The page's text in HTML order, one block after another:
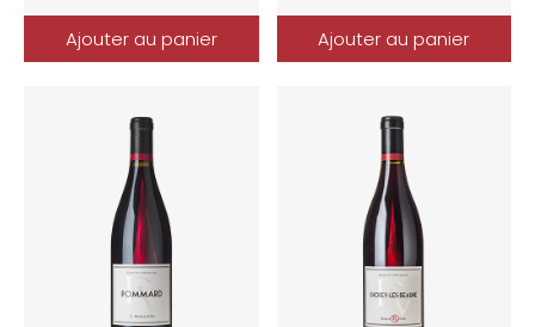
Ajouter au panier Ajouter au panier